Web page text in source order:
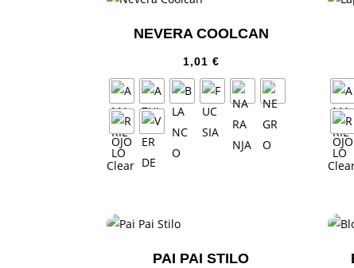
NEVERA COOLCAN
1,01 €
Clear
PAI PAI STILO